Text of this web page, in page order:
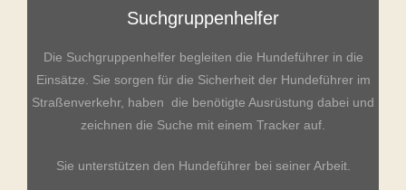
Suchgruppenhelfer
Die Suchgruppenhelfer begleiten die Hundeführer in die
Einsätze. Sie sorgen für die Sicherheit der Hundeführer im
Straßenverkehr, haben die benötigte Ausrüstung dabei und
zeichnen die Suche mit einem Tracker auf.
Sie unterstützen den Hundeführer bei seiner Arbeit.